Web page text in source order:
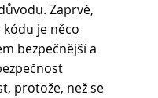
Zaprvé,
kódu je něco
bezpečnější a
protože, než se